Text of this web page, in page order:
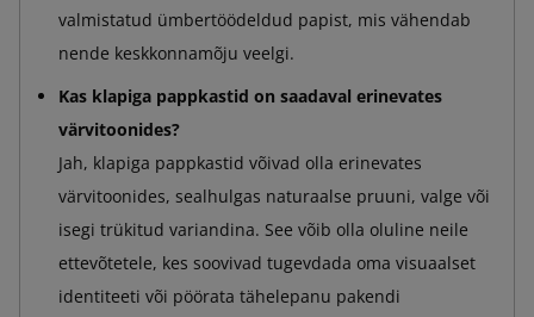
valmistatud ümbertöödeldud papist, mis vähendab
nende keskkonnamõju veelgi.
Kas klapiga pappkastid on saadaval erinevates
värvitoonides?
Jah, klapiga pappkastid võivad olla erinevates
värvitoonides, sealhulgas naturaalse pruuni, valge või
isegi trükitud variandina. See võib olla oluline neile
ettevõtetele, kes soovivad tugevdada oma visuaalset
identiteeti või pöörata tähelepanu pakendi